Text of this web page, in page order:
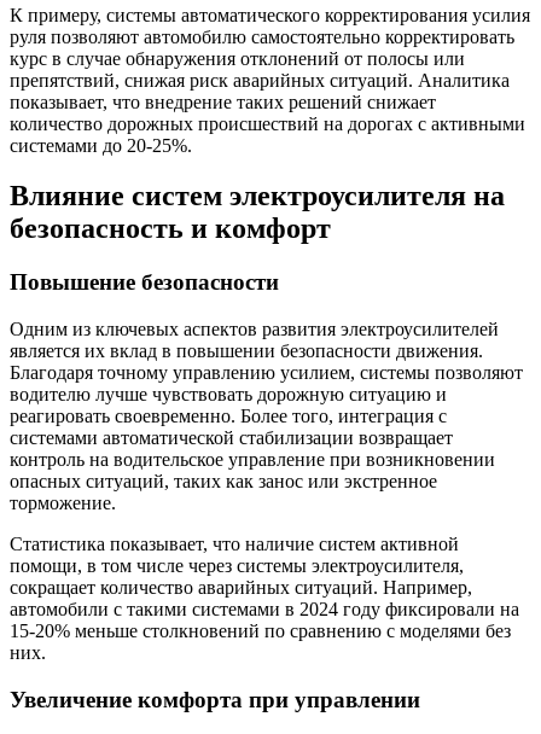
К примеру, системы автоматического корректирования усилия
руля позволяют автомобилю самостоятельно корректировать
курс в случае обнаружения отклонений от полосы или
препятствий, снижая риск аварийных ситуаций. Аналитика
показывает, что внедрение таких решений снижает
количество дорожных происшествий на дорогах с активными
системами до 20-25%.
Влияние систем электроусилителя на
безопасность и комфорт
Повышение безопасности
Одним из ключевых аспектов развития электроусилителей
является их вклад в повышении безопасности движения.
Благодаря точному управлению усилием, системы позволяют
водителю лучше чувствовать дорожную ситуацию и
реагировать своевременно. Более того, интеграция с
системами автоматической стабилизации возвращает
контроль на водительское управление при возникновении
опасных ситуаций, таких как занос или экстренное
торможение.
Статистика показывает, что наличие систем активной
помощи, в том числе через системы электроусилителя,
сокращает количество аварийных ситуаций. Например,
автомобили с такими системами в 2024 году фиксировали на
15-20% меньше столкновений по сравнению с моделями без
них.
Увеличение комфорта при управлении